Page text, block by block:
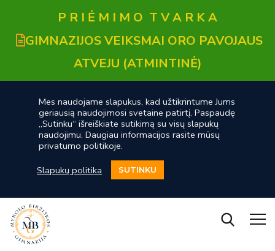
P R I Ė M I M O T V A R K A
GIMNAZIJOS VEIKSMAI ORO PAVOJAUS
ATVEJU (ATMINTINĖ)
Mes naudojame slapukus, kad užtikrintume Jums
geriausią naudojimosi svetaine patirtį. Paspaudę
„Sutinku“ išreiškiate sutikimą su visų slapukų
naudojimu. Daugiau informacijos rasite mūsų
privatumo politikoje.
Slapukų politika
SUTINKU